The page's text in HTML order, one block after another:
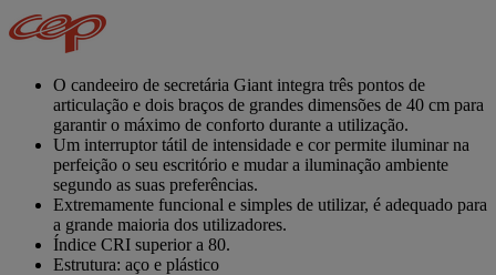
de
classificação
mesma
página.
O candeeiro de secretária Giant integra três pontos de
articulação e dois braços de grandes dimensões de 40 cm para
garantir o máximo de conforto durante a utilização.
Um interruptor tátil de intensidade e cor permite iluminar na
perfeição o seu escritório e mudar a iluminação ambiente
segundo as suas preferências.
Extremamente funcional e simples de utilizar, é adequado para
a grande maioria dos utilizadores.
Índice CRI superior a 80.
Estrutura: aço e plástico